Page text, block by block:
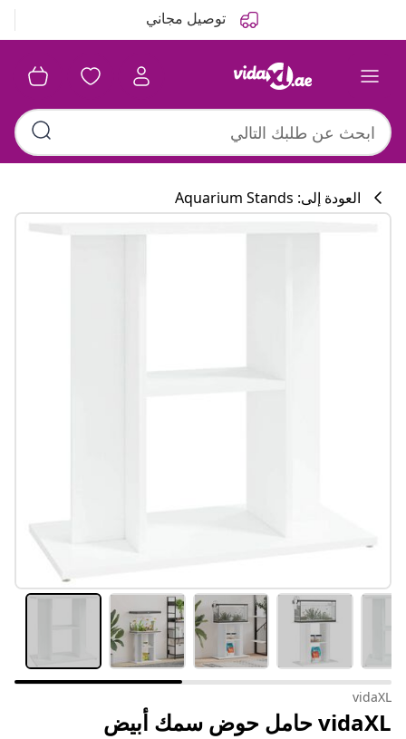
توصيل مجاني
العودة إلى: Aquarium Stands
vidaXL
vidaXL حامل حوض سمك أبيض